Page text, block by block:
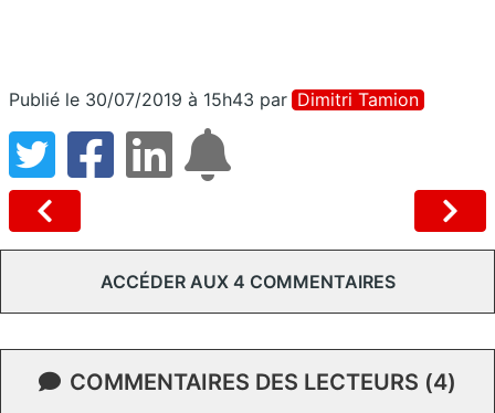
Publié le 30/07/2019 à 15h43 par Dimitri Tamion
ACCÉDER AUX 4 COMMENTAIRES
COMMENTAIRES DES LECTEURS (4)